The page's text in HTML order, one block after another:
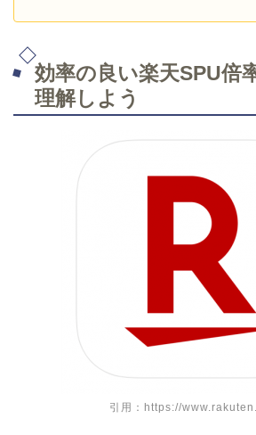
効率の良い楽天SPU倍
理解しよう
引用：https://